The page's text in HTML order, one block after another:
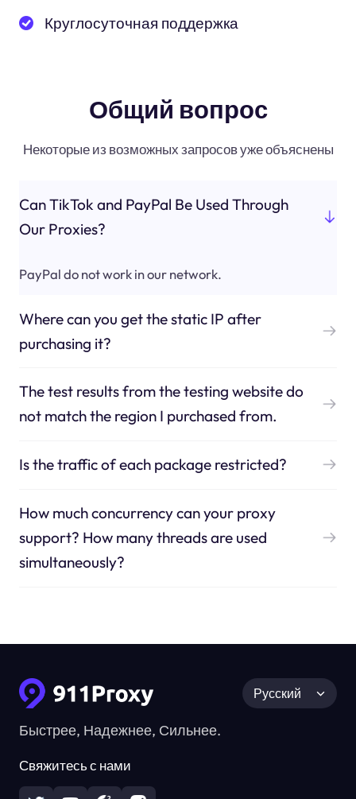
Круглосуточная поддержка
Общий вопрос
Некоторые из возможных запросов уже объяснены
Can TikTok and PayPal Be Used Through
Our Proxies?
PayPal do not work in our network.
Where can you get the static IP after
purchasing it?
The test results from the testing website do
not match the region I purchased from.
Is the traffic of each package restricted?
How much concurrency can your proxy
support? How many threads are used
simultaneously?
Быстрее, Надежнее, Сильнее.
Свяжитесь с нами
Русский